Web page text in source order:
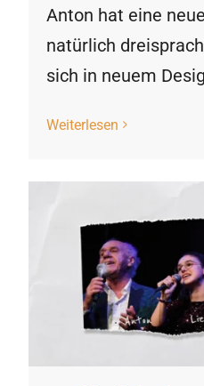
Anton hat eine
natürlich
sich in neuem
Weiterlesen